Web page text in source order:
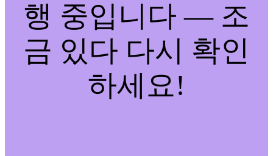
행 중입니다 — 조
금 있다 다시 확인
하세요!